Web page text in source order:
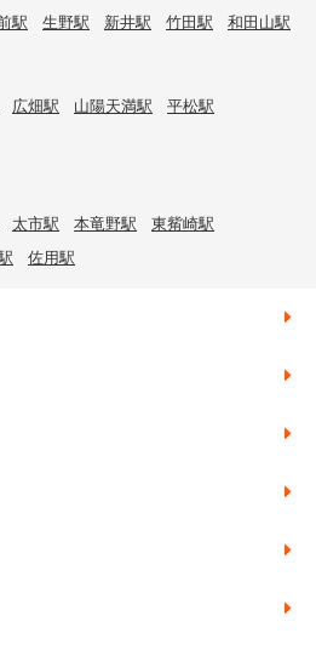
駅 生野駅 新井駅 竹田駅 和田山駅
広畑駅 山陽天満駅
平松駅
太市駅 本竜野駅
東觜崎駅
佐用駅